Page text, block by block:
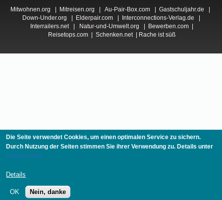
Mitwohnen.org | Mitreisen.org | Au-Pair-Box.com | Gastschuljahr.de |
Down-Under.org | Elderpair.com| Interconnections-Verlag.de |
Interrailers.net | Natur-und-Umwelt.org | Bewerben.com |
Reisetops.com | Schenken.net | Rache ist süß
Die Seite verwendet Cookies, um einen optimalen Service zu sichern.
Durch Nutzung der Seiten stimmen Sie ihrer Verwendung zu. Details unter
Datenschutz.
Details
OK Nein, danke